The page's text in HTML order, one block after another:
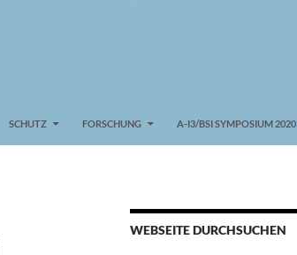
SCHUTZ FORSCHUNG A-I3/BSI SYMPOSIUM 2020
WEBSEITE DURCHSUCHEN